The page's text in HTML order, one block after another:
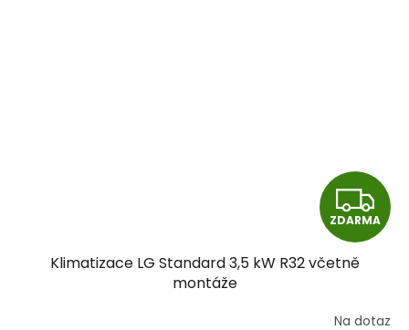
Z
D
R
ZDARMA
Klimatizace LG Standard 3,5 kW R32 včetně
montáže
Na dotaz